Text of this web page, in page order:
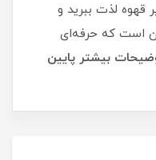
قهوه لذت ببرید و
است که حرفه‌ای
بیشتر پایین